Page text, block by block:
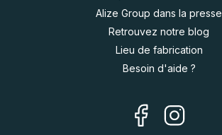
Alize Group dans la presse
Retrouvez notre blog
Lieu de fabrication
Besoin d'aide ?